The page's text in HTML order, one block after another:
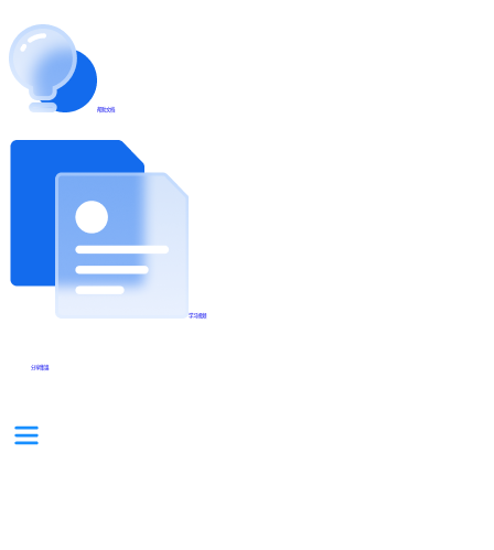
帮助文档
学习视频
分享集锦